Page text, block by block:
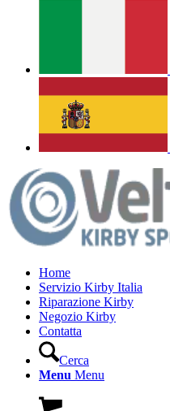
Home
Servizio Kirby Italia
Riparazione Kirby
Negozio Kirby
Contatta
Cerca
Menu Menu